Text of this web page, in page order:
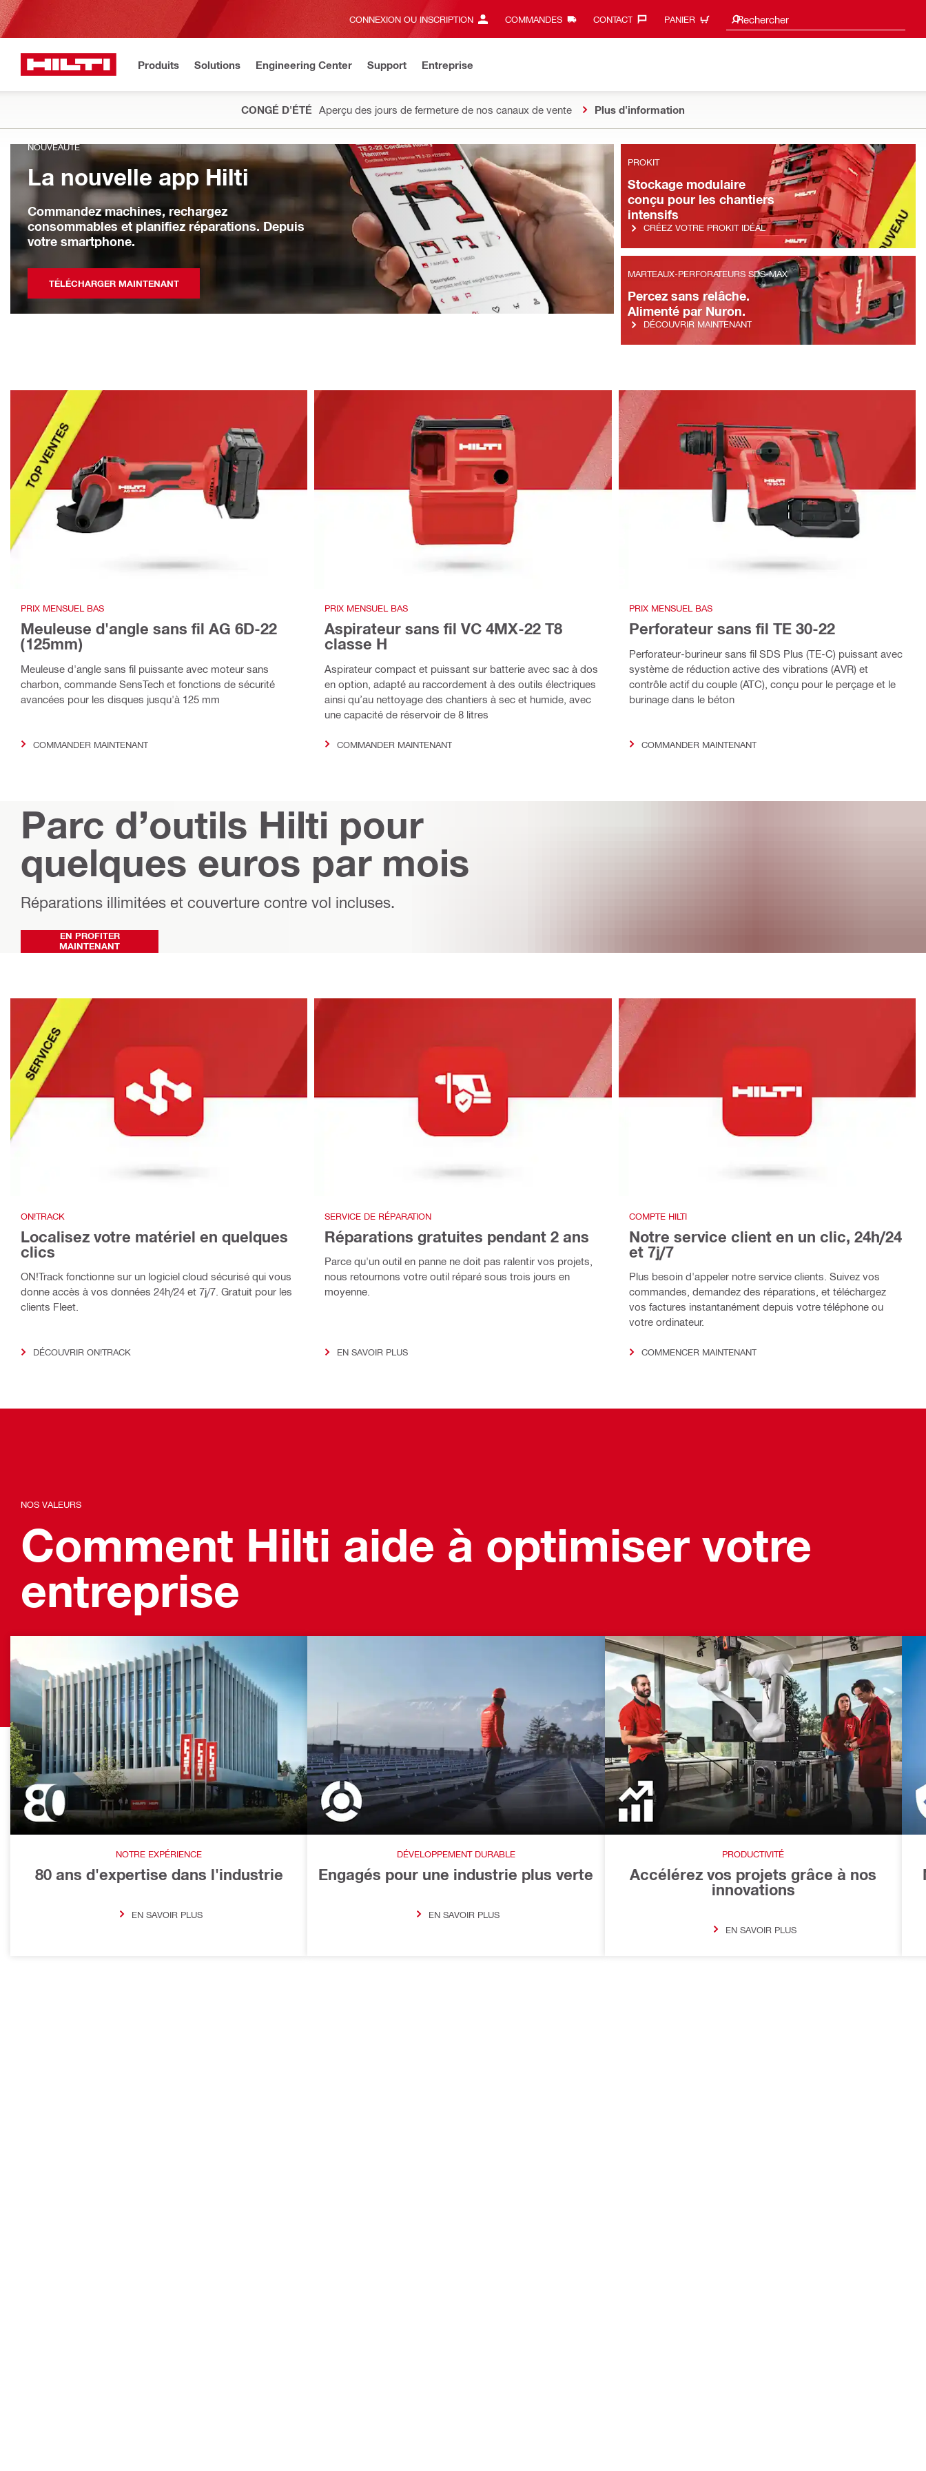
CONNEXION OU INSCRIPTION COMMANDES CONTACT‎ PANIER Rechercher
Suggestions de recherche
Produits Solutions Engineering Center Support Entreprise
CONGÉ D'ÉTÉ Aperçu des jours de fermeture de nos canaux de vente Plus d'information
NOUVEAUTÉ
La nouvelle app Hilti
Commandez machines, rechargez
consommables et planifiez réparations. Depuis
votre smartphone.
TÉLÉCHARGER MAINTENANT
PROKIT
Stockage modulaire
conçu pour les chantiers
intensifs
CRÉEZ VOTRE PROKIT IDÉAL
MARTEAUX-PERFORATEURS SDS-MAX
Percez sans relâche.
Alimenté par Nuron.
DÉCOUVRIR MAINTENANT
PRIX MENSUEL BAS
Meuleuse d'angle sans fil AG 6D-22
(125mm)
Meuleuse d'angle sans fil puissante avec moteur sans
charbon, commande SensTech et fonctions de sécurité
avancées pour les disques jusqu'à 125 mm
COMMANDER MAINTENANT
PRIX MENSUEL BAS
Aspirateur sans fil VC 4MX-22 T8
classe H
Aspirateur compact et puissant sur batterie avec sac à dos
en option, adapté au raccordement à des outils électriques
ainsi qu’au nettoyage des chantiers à sec et humide, avec
une capacité de réservoir de 8 litres
COMMANDER MAINTENANT
PRIX MENSUEL BAS
Perforateur sans fil TE 30-22
Perforateur-burineur sans fil SDS Plus (TE-C) puissant avec
système de réduction active des vibrations (AVR) et
contrôle actif du couple (ATC), conçu pour le perçage et le
burinage dans le béton
COMMANDER MAINTENANT
Parc d’outils Hilti pour
quelques euros par mois
Réparations illimitées et couverture contre vol incluses.
EN PROFITER
MAINTENANT
ON!TRACK
Localisez votre matériel en quelques
clics
ON!Track fonctionne sur un logiciel cloud sécurisé qui vous
donne accès à vos données 24h/24 et 7j/7. Gratuit pour les
clients Fleet.
DÉCOUVRIR ON!TRACK
SERVICE DE RÉPARATION
Réparations gratuites pendant 2 ans
Parce qu'un outil en panne ne doit pas ralentir vos projets,
nous retournons votre outil réparé sous trois jours en
moyenne.
EN SAVOIR PLUS
COMPTE HILTI
Notre service client en un clic, 24h/24
et 7j/7
Plus besoin d'appeler notre service clients. Suivez vos
commandes, demandez des réparations, et téléchargez
vos factures instantanément depuis votre téléphone ou
votre ordinateur.
COMMENCER MAINTENANT
NOS VALEURS
Comment Hilti aide à optimiser votre
entreprise
NOTRE EXPÉRIENCE
80 ans d'expertise dans l'industrie
EN SAVOIR PLUS
DÉVELOPPEMENT DURABLE
Engagés pour une industrie plus verte
EN SAVOIR PLUS
PRODUCTIVITÉ
Accélérez vos projets grâce à nos
innovations
EN SAVOIR PLUS